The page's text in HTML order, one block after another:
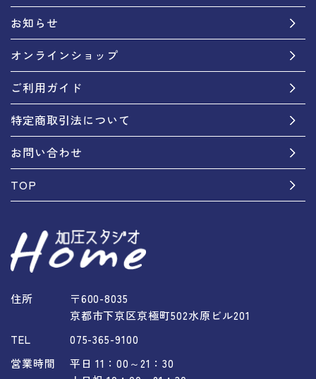
お知らせ
オンラインショップ
ご利用ガイド
特定商取引法について
お問い合わせ
TOP
住所
〒600-8035
京都市下京区京極町502水原ビル201
TEL
075-365-9100
営業時間
平日 11：00～21：30